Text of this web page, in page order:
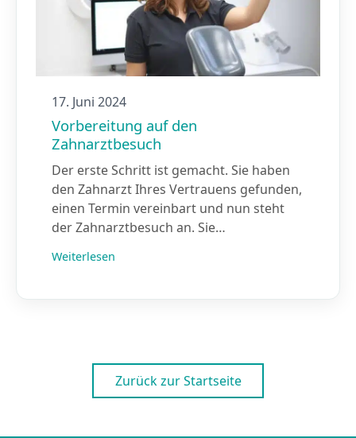
17. Juni 2024
Vorbereitung auf den
Zahnarztbesuch
Der erste Schritt ist gemacht. Sie haben
den Zahnarzt Ihres Vertrauens gefunden,
einen Termin vereinbart und nun steht
der Zahnarztbesuch an. Sie…
Weiterlesen
Zurück zur Startseite